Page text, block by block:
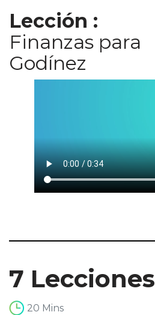
Lección :
Finanzas para
Godínez
7 Lecciones
20 Mins